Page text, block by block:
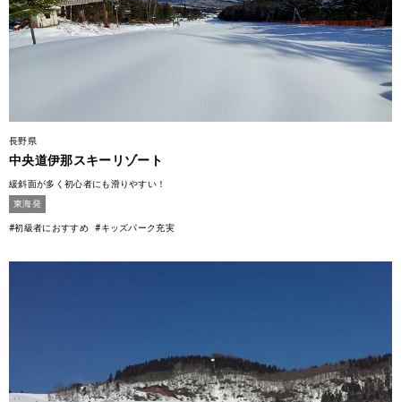
長野県
中央道伊那スキーリゾート
緩斜面が多く初心者にも滑りやすい！
東海発
#初級者におすすめ #キッズパーク充実